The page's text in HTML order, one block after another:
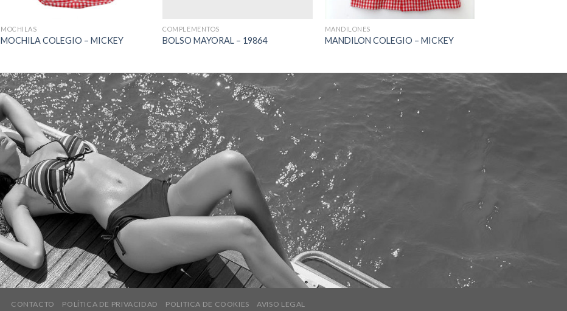
MOCHILAS
MOCHILA COLEGIO – MICKEY
COMPLEMENTOS
BOLSO MAYORAL – 19864
MANDILONES
MANDILON COLEGIO – MICKEY
CONTACTO POLÍTICA DE PRIVACIDAD POLITICA DE COOKIES AVISO LEGAL